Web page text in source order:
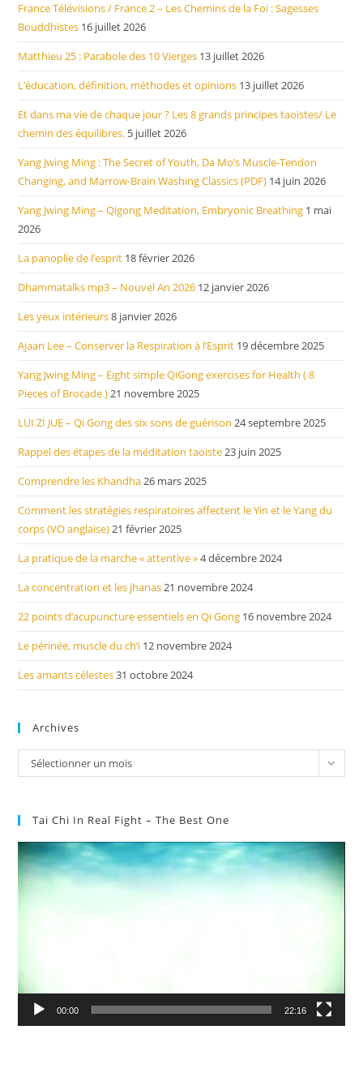
France Télévisions / France 2 – Les Chemins de la Foi : Sagesses
Bouddhistes 16 juillet 2026
Matthieu 25 : Parabole des 10 Vierges 13 juillet 2026
L’éducation, définition, méthodes et opinions 13 juillet 2026
Et dans ma vie de chaque jour ? Les 8 grands principes taoistes/ Le
chemin des équilibres. 5 juillet 2026
Yang Jwing Ming : The Secret of Youth, Da Mo’s Muscle-Tendon
Changing, and Marrow-Brain Washing Classics (PDF) 14 juin 2026
Yang Jwing Ming – Qigong Meditation, Embryonic Breathing 1 mai
2026
La panoplie de l’esprit 18 février 2026
Dhammatalks mp3 – Nouvel An 2026 12 janvier 2026
Les yeux intérieurs8 janvier 2026
Ajaan Lee – Conserver la Respiration à l’Esprit 19 décembre 2025
Yang Jwing Ming – Eight simple QiGong exercises for Health ( 8
Pieces of Brocade )21 novembre 2025
LUI ZI JUE – Qi Gong des six sons de guérison 24 septembre 2025
Rappel des étapes de la méditation taoïste23 juin 2025
Comprendre les Khandha26 mars 2025
Comment les stratégies respiratoires affectent le Yin et le Yang du
corps (VO anglaise)21 février 2025
La pratique de la marche « attentive »4 décembre 2024
La concentration et les jhanas21 novembre 2024
22 points d’acupuncture essentiels en Qi Gong 16 novembre 2024
Le périnée, muscle du ch’i 12 novembre 2024
Les amants célestes31 octobre 2024
Archives
Archives
Sélectionner un mois
Tai Chi In Real Fight – The Best One
Lecteur
vidéo
00:00 22:16